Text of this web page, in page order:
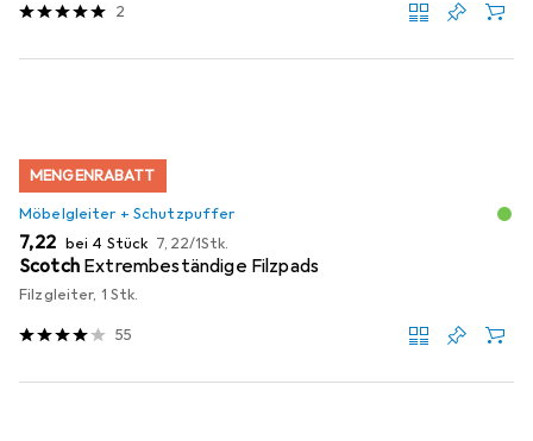
2
MENGENRABATT
Möbelgleiter + Schutzpuffer
EUR
7,22 bei 4 Stück EUR
7,22/1Stk.
Scotch Extrembeständige Filzpads
Filzgleiter, 1 Stk.
55